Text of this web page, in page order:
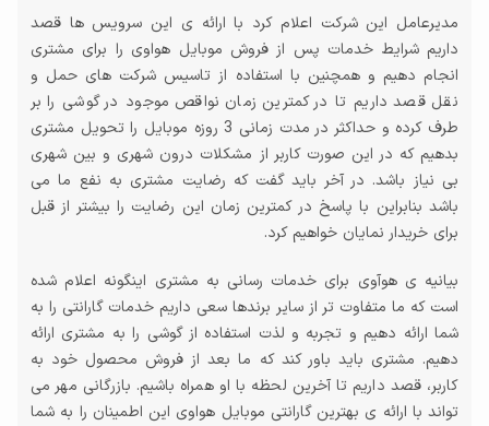
مدیرعامل این شرکت اعلام کرد با ارائه ی این سرویس ها قصد
داریم شرایط خدمات پس از فروش موبایل هواوی را برای مشتری
انجام دهیم و همچنین با استفاده از تاسیس شرکت های حمل و
نقل قصد داریم تا در کمترین زمان نواقص موجود در گوشی را بر
طرف کرده و حداکثر در مدت زمانی 3 روزه موبایل را تحویل مشتری
بدهیم که در این صورت کاربر از مشکلات درون شهری و بین شهری
بی نیاز باشد. در آخر باید گفت که رضایت مشتری به نفع ما می
باشد بنابراین با پاسخ در کمترین زمان این رضایت را بیشتر از قبل
برای خریدار نمایان خواهیم کرد.
بیانیه ی هوآوی برای خدمات رسانی به مشتری اینگونه اعلام شده
است که ما متفاوت تر از سایر برندها سعی داریم خدمات گارانتی را به
شما ارائه دهیم و تجربه و لذت استفاده از گوشی را به مشتری ارائه
دهیم. مشتری باید باور کند که ما بعد از فروش محصول خود به
کاربر، قصد داریم تا آخرین لحظه با او همراه باشیم. بازرگانی مهر می
تواند با ارائه ی بهترین گارانتی موبایل هواوی این اطمینان را به شما